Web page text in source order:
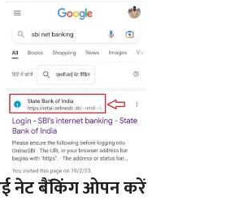
नेट बैंकिंग ओपन करें